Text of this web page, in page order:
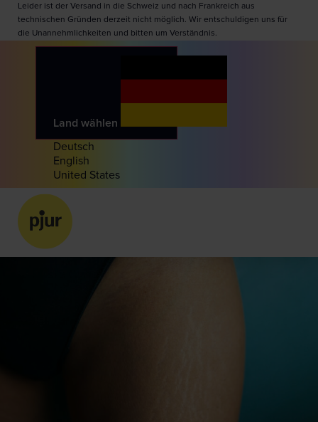
Leider ist der Versand in die Schweiz und nach Frankreich aus
technischen Gründen derzeit nicht möglich. Wir entschuldigen uns für
die Unannehmlichkeiten und bitten um Verständnis.
Land wählen
Deutsch
English
United States